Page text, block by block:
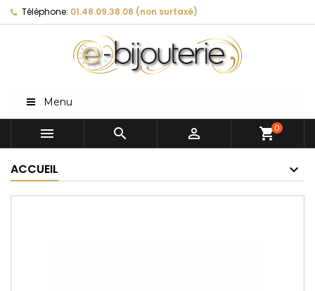
Téléphone: 01.48.09.38.08 (non surtaxé)
Menu
   shopping_cart0
ACCUEIL